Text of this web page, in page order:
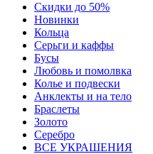
Скидки до 50%
Новинки
Кольца
Серьги и каффы
Бусы
Любовь и помолвка
Колье и подвески
Анклекты и на тело
Браслеты
Золото
Серебро
ВСЕ УКРАШЕНИЯ